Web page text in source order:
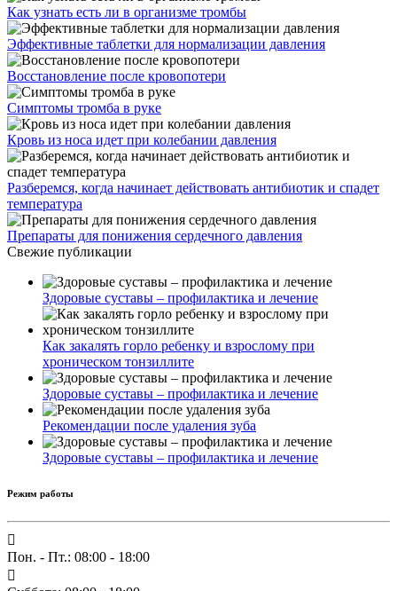
Как узнать есть ли в организме тромбы
Эффективные таблетки для нормализации давления
Восстановление после кровопотери
Симптомы тромба в руке
Кровь из носа идет при колебании давления
Разберемся, когда начинает действовать антибиотик и спадет
температура
Препараты для понижения сердечного давления
Свежие публикации
Здоровые суставы – профилактика и лечение
Как закалять горло ребенку и взрослому при
хроническом тонзиллите
Здоровые суставы – профилактика и лечение
Рекомендации после удаления зуба
Здоровые суставы – профилактика и лечение
Режим работы
Пон. - Пт.: 08:00 - 18:00